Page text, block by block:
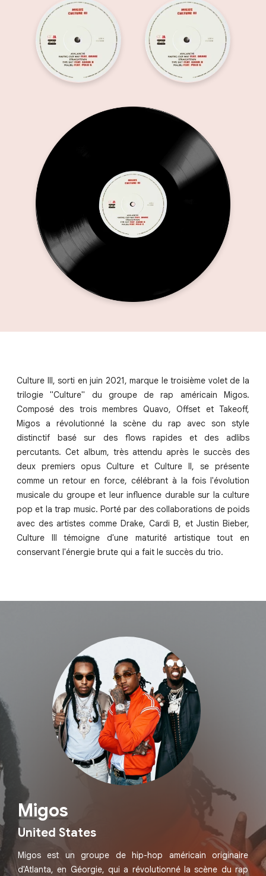
Culture III, sorti en juin 2021, marque le troisième volet de la
trilogie "Culture" du groupe de rap américain Migos.
Composé des trois membres Quavo, Offset et Takeoff,
Migos a révolutionné la scène du rap avec son style
distinctif basé sur des flows rapides et des adlibs
percutants. Cet album, très attendu après le succès des
deux premiers opus Culture et Culture II, se présente
comme un retour en force, célébrant à la fois l'évolution
musicale du groupe et leur influence durable sur la culture
pop et la trap music. Porté par des collaborations de poids
avec des artistes comme Drake, Cardi B, et Justin Bieber,
Culture III témoigne d'une maturité artistique tout en
conservant l'énergie brute qui a fait le succès du trio.
Migos
United States
Migos est un groupe de hip-hop américain originaire
d'Atlanta, en Géorgie, qui a révolutionné la scène du rap